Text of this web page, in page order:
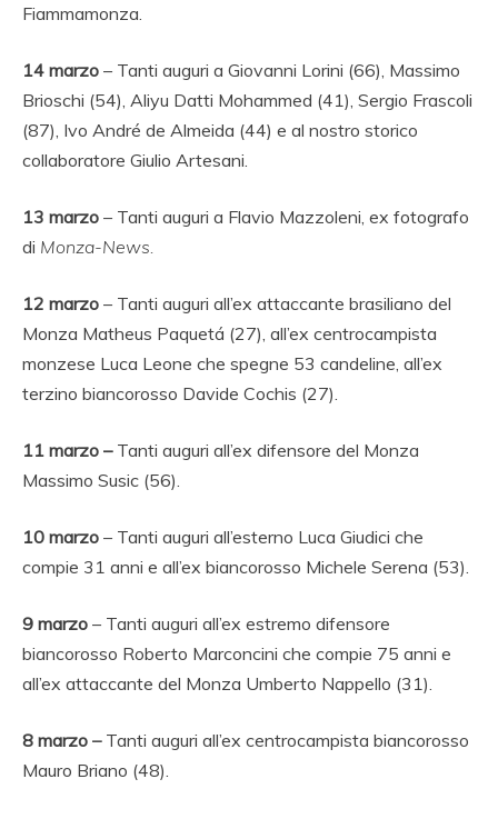
Fiammamonza.
14 marzo – Tanti auguri a Giovanni Lorini (66), Massimo
Brioschi (54), Aliyu Datti Mohammed (41), Sergio Frascoli
(87), Ivo André de Almeida (44) e al nostro storico
collaboratore Giulio Artesani.
13 marzo – Tanti auguri a Flavio Mazzoleni, ex fotografo
di Monza-News.
12 marzo – Tanti auguri all’ex attaccante brasiliano del
Monza Matheus Paquetá (27), all’ex centrocampista
monzese Luca Leone che spegne 53 candeline, all’ex
terzino biancorosso Davide Cochis (27).
11 marzo – Tanti auguri all’ex difensore del Monza
Massimo Susic (56).
10 marzo – Tanti auguri all’esterno Luca Giudici che
compie 31 anni e all’ex biancorosso Michele Serena (53).
9 marzo – Tanti auguri all’ex estremo difensore
biancorosso Roberto Marconcini che compie 75 anni e
all’ex attaccante del Monza Umberto Nappello (31).
8 marzo – Tanti auguri all’ex centrocampista biancorosso
Mauro Briano (48).